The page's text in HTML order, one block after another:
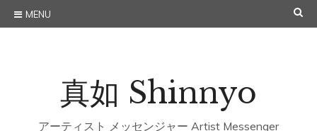
Skip
to
真如 Shinnyo
アーティスト メッセンジャー Artist Messenger
MENU